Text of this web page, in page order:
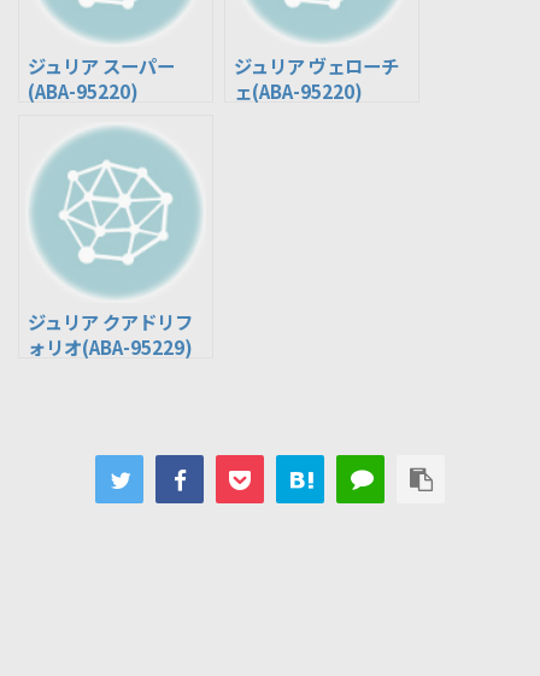
ジュリア スーパー
(ABA-95220)
ジュリア ヴェローチ
ェ(ABA-95220)
ジュリア クアドリフ
ォリオ(ABA-95229)